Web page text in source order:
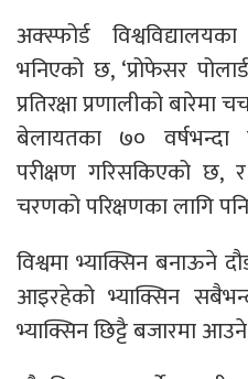
अक्स्फोर्ड
भनिएको छ, ‘प्रोफेसर
प्रतिरक्षा प्रणालीको बारेमा
बेलायतका ७० वर्षभन्दा
परीक्षण गरिसकिएको छ, र
चरणको परिक्षणका लागि
विश्वमा भ्याक्सिन बनाऊने
आइरहेको भ्याक्सिन
भ्याक्सिन छिट्टै बजारमा